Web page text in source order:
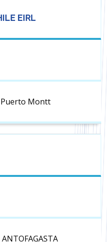
EIRL
Puerto Montt
ANTOFAGASTA